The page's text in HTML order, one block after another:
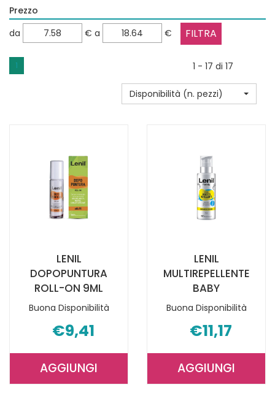
Prezzo
filtra
da € filtra
a €
1 1 - 17 di 17
Disponibilità (n. pezzi)
LENIL
DOPOPUNTURA
ROLL-ON 9ML
Buona Disponibilità
€9,41
AGGIUNGIAGGIUNGI LENIL
LENIL
MULTIREPELLENTE
BABY
Buona Disponibilità
€11,17
AGGIUNGI
AGGIUNGI